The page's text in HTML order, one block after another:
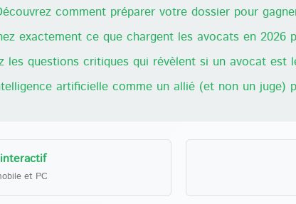
comment préparer votre dossier pour
exactement ce que chargent les avocats en 2026
les questions critiques qui révèlent si un avocat est
artificielle comme un allié (et non un juge)
et PC